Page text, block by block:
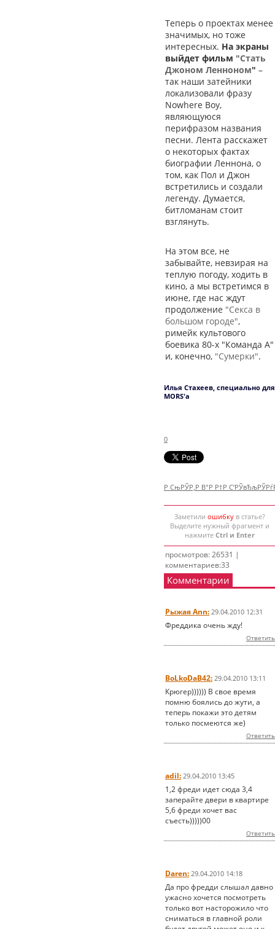
Теперь о проектах менее
значимых, но тоже
интересных. На экраны
выйдет фильм "Стать
Джоном Ленноном" –
так наши затейники
локализовали фразу
Nowhere Boy,
являющуюся
перифразом названия
песни. Лента расскажет
о некоторых фактах
биографии Леннона, о
том, как Пол и Джон
встретились и создали
легенду. Думается,
битломанам стоит
взглянуть.
На этом все, не
забывайте, невзирая на
теплую погоду, ходить в
кино, а мы встретимся в
июне, где нас ждут
продолжение "Секса в
большом городе",
римейк культового
боевика 80-х "Команда А"
и, конечно, "Сумерки".
Илья Стахеев, специально для
MORS'а
0
Р СњРЎР‚Р В°Р Р†Р
Заметили ошибкув статье?
Выделите нужный фрагмент и
нажмите Ctrl и Enter
просмотров: 26531 |
комментариев:33
Комментарии
Рыжая Ann: 29.04.2010 12:31
Фреддика очень жду!
Ответить
BoLkoDaB42: 29.04.2010 13:11
Крюгер)))))) В свое время
помню боялись до жути, а
теперь покажи это детям
только посмеются же)
Ответить
adil: 29.04.2010 13:45
1,2 фреди идет сюда 3,4
заперайте двери в квартире
5,6 фреди хочет вас
съесть)))))00
Ответить
Daren: 29.04.2010 14:18
Да про фредди слышал давно
ужасно хочется посмотреть
только вот насторожило что
сниматься в главной роли